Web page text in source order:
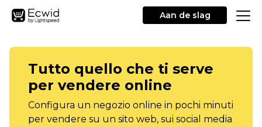
Aan de slag
Tutto quello che ti serve
per vendere online
Configura un negozio online in pochi minuti
per vendere su un sito web, sui social media